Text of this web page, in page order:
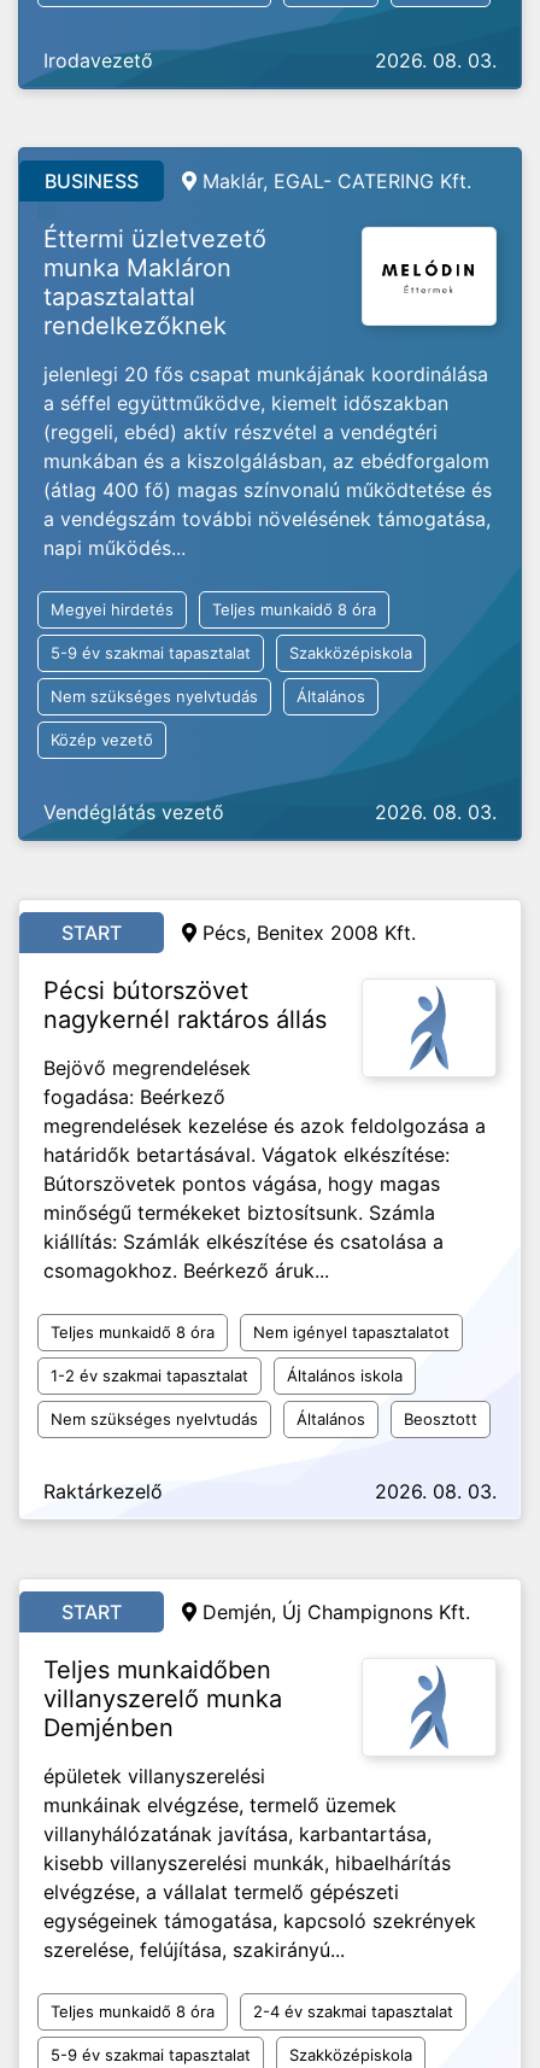
Irodavezető 2026. 08. 03.
BUSINESS Maklár, EGAL- CATERING Kft.
Éttermi üzletvezető
munka Makláron
tapasztalattal
rendelkezőknek
jelenlegi 20 fős csapat munkájának koordinálása
a séffel együttműködve, kiemelt időszakban
(reggeli, ebéd) aktív részvétel a vendégtéri
munkában és a kiszolgálásban, az ebédforgalom
(átlag 400 fő) magas színvonalú működtetése és
a vendégszám további növelésének támogatása,
napi működés...
Megyei hirdetés Teljes munkaidő 8 óra
5-9 év szakmai tapasztalat Szakközépiskola
Nem szükséges nyelvtudás Általános
Közép vezető
Vendéglátás vezető 2026. 08. 03.
START Pécs, Benitex 2008 Kft.
Pécsi bútorszövet
nagykernél raktáros állás
Bejövő megrendelések
fogadása: Beérkező
megrendelések kezelése és azok feldolgozása a
határidők betartásával. Vágatok elkészítése:
Bútorszövetek pontos vágása, hogy magas
minőségű termékeket biztosítsunk. Számla
kiállítás: Számlák elkészítése és csatolása a
csomagokhoz. Beérkező áruk...
Teljes munkaidő 8 óra Nem igényel tapasztalatot
1-2 év szakmai tapasztalat Általános iskola
Nem szükséges nyelvtudás Általános Beosztott
Raktárkezelő 2026. 08. 03.
START Demjén, Új Champignons Kft.
Teljes munkaidőben
villanyszerelő munka
Demjénben
épületek villanyszerelési
munkáinak elvégzése, termelő üzemek
villanyhálózatának javítása, karbantartása,
kisebb villanyszerelési munkák, hibaelhárítás
elvégzése, a vállalat termelő gépészeti
egységeinek támogatása, kapcsoló szekrények
szerelése, felújítása, szakirányú...
Teljes munkaidő 8 óra 2-4 év szakmai tapasztalat
5-9 év szakmai tapasztalat Szakközépiskola